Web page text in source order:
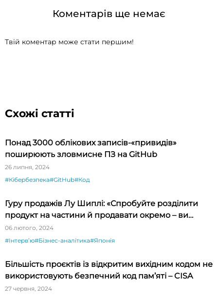
Коментарів ще немає
Твій коментар може стати першим!
Схожі статті
Понад 3000 облікових записів-«привидів»
поширюють зловмисне ПЗ на GitHub
26 липня, 2024
#Кібербезпека#GitHub#Код
Гуру продажів Лу Шиплі: «Спробуйте розділити
продукт на частини й продавати окремо – ви
будете вражені»
06 лютого, 2024
#Інтервʼю#Бізнес-аналітика#Японія
Більшість проєктів із відкритим вихідним кодом не
використовують безпечний код пам’яті – CISA
27 червня, 2024